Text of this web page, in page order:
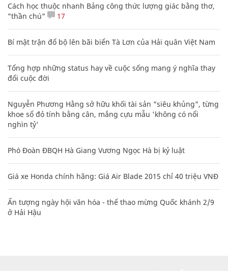
Cách học thuộc nhanh Bảng công thức lượng giác bằng thơ,
"thần chú"
17
Bí mật trận đổ bộ lên bãi biển Tà Lơn của Hải quân Việt Nam
Tổng hợp những status hay về cuộc sống mang ý nghĩa thay
đổi cuộc đời
Nguyễn Phương Hằng sở hữu khối tài sản "siêu khủng", từng
khoe sổ đỏ tính bằng cân, mắng cựu mẫu 'không có nổi
nghìn tỷ'
Phó Đoàn ĐBQH Hà Giang Vương Ngọc Hà bị kỷ luật
Giá xe Honda chính hãng: Giá Air Blade 2015 chỉ 40 triệu VNĐ
Ấn tượng ngày hội văn hóa - thể thao mừng Quốc khánh 2/9
ở Hải Hậu